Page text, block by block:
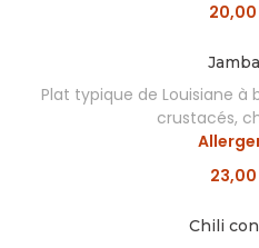
20,00
Plat typique de Louisiane à
crustacés,
23,00
Chili